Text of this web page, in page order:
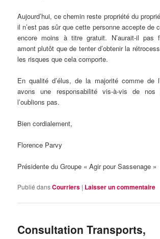
Aujourd’hui, ce chemin reste propriété du
il n’est pas sûr que cette personne accepte de
encore moins à titre gratuit. N’aurait-il pas
amont plutôt que de tenter d’obtenir la
les risques que cela comporte.
En qualité d’élus, de la majorité comme de
avons une responsabilité vis-à-vis de nos
l’oublions pas.
Bien cordialement,
Florence Parvy
Présidente du Groupe « Agir pour Sassenage »
Publié dansCourriers | Laisser un commentaire
Consultation Transports,